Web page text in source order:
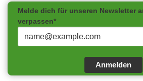
Melde dich für unseren Newsletter
verpassen*
Anmelden